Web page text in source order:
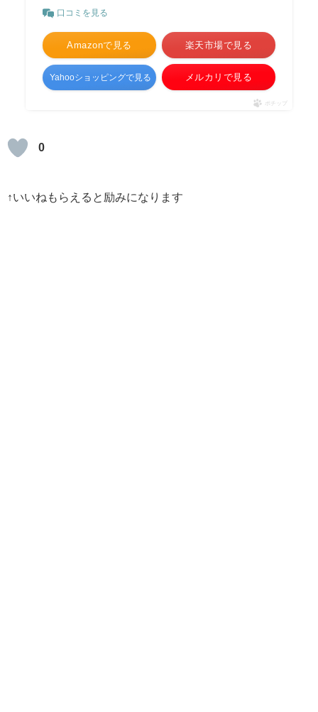
口コミを見る
Amazonで見る 楽天市場で見る
Yahooショッピングで見る メルカリで見る
ポチップ
0
↑いいねもらえると励みになります